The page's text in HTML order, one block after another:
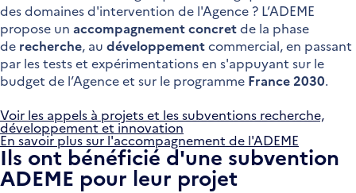
des domaines d'intervention de l'Agence ? L’ADEME
propose un accompagnement concretde la phase
de recherche, au développementcommercial, en passant
par les tests et expérimentations en s'appuyant sur le
budget de l’Agence et sur le programme France 2030.
Voir les appels à projets et les subventions recherche,
développement et innovation
En savoir plus sur l'accompagnement de l'ADEME
Ils ont bénéficié d'une subvention
ADEME pour leur projet